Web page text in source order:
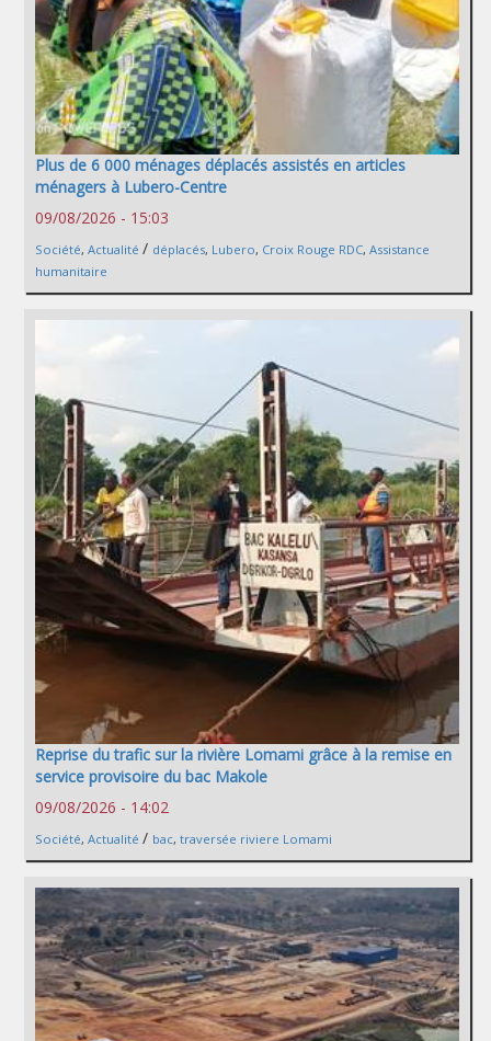
Plus de 6 000 ménages déplacés assistés en articles
ménagers à Lubero-Centre
09/08/2026 - 15:03
Société, Actualité / déplacés, Lubero, Croix Rouge RDC, Assistance
humanitaire
Reprise du trafic sur la rivière Lomami grâce à la remise en
service provisoire du bac Makole
09/08/2026 - 14:02
Société, Actualité / bac, traversée riviere Lomami